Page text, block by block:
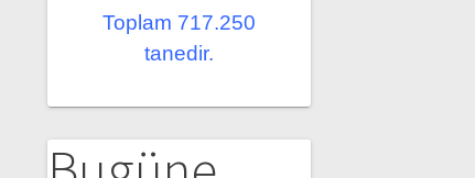
Toplam 717.250
tanedir.